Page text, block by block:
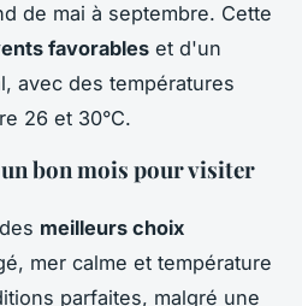
de mai à septembre. Cette
favorables et d'un
avec des températures
26 et 30°C.
bon mois pour visiter
meilleurs choix
mer calme et température
parfaites, malgré une